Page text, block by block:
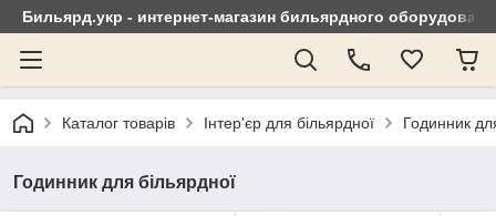
Бильярд.укр - интернет-магазин бильярдного
Каталог товарів Інтер'єр для більярдної Годинник
Годинник для більярдної